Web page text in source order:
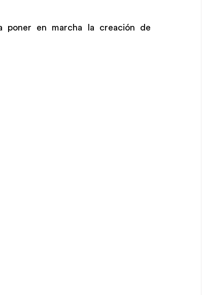
poner en marcha la creación de